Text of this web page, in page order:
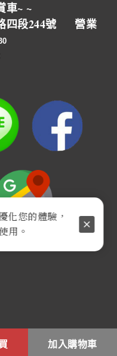
車~ ~
四段244號 營業
加入購物車
化您的體驗，
用。